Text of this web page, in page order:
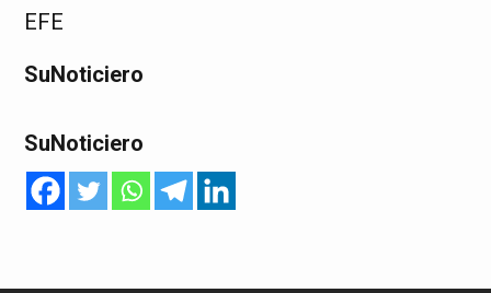
EFE
SuNoticiero
SuNoticiero